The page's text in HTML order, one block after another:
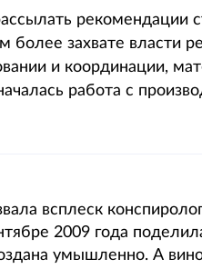
рекомендации
более захвате власти
и координации,
работа с
всплеск
2009 года
умышленно. А